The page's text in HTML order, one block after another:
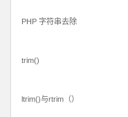
PHP 字符串去除
trim()
ltrim()与rtrim（）